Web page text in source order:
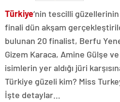
Türkiye‘nin tescilli
finali dün akşam
bulunan 20 finalist, Berfu
Gizem Karaca, Amine Gülşe
isimlerin yer aldığı jüri
Türkiye güzeli kim? Miss
İşte detaylar…